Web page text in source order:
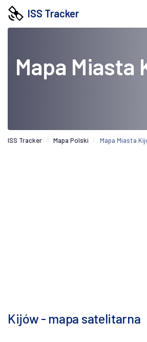
ISS Tracker
Mapa Miasta
ISS Tracker Mapa Polski Mapa Miasta
Kijów - mapa satelitarna